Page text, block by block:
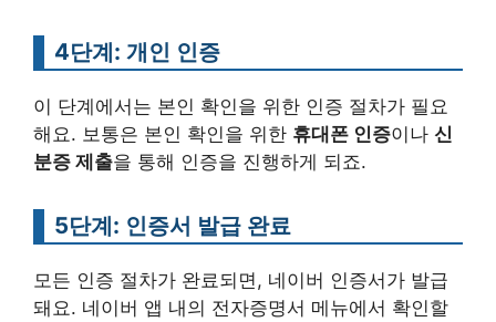
4단계: 개인 인증
이 단계에서는 본인 확인을 위한 인증 절차가 필요
해요. 보통은 본인 확인을 위한 휴대폰 인증이나 신
분증 제출을 통해 인증을 진행하게 되죠.
5단계: 인증서 발급 완료
모든 인증 절차가 완료되면, 네이버 인증서가 발급
돼요. 네이버 앱 내의 전자증명서 메뉴에서 확인할